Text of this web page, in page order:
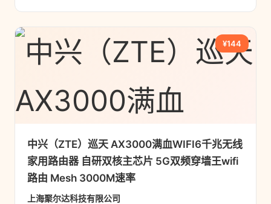
¥144
中兴（ZTE）巡天 AX3000满血WIFI6千兆无线
家用路由器 自研双核主芯片 5G双频穿墙王wifi
路由 Mesh 3000M速率
上海聚尔达科技有限公司